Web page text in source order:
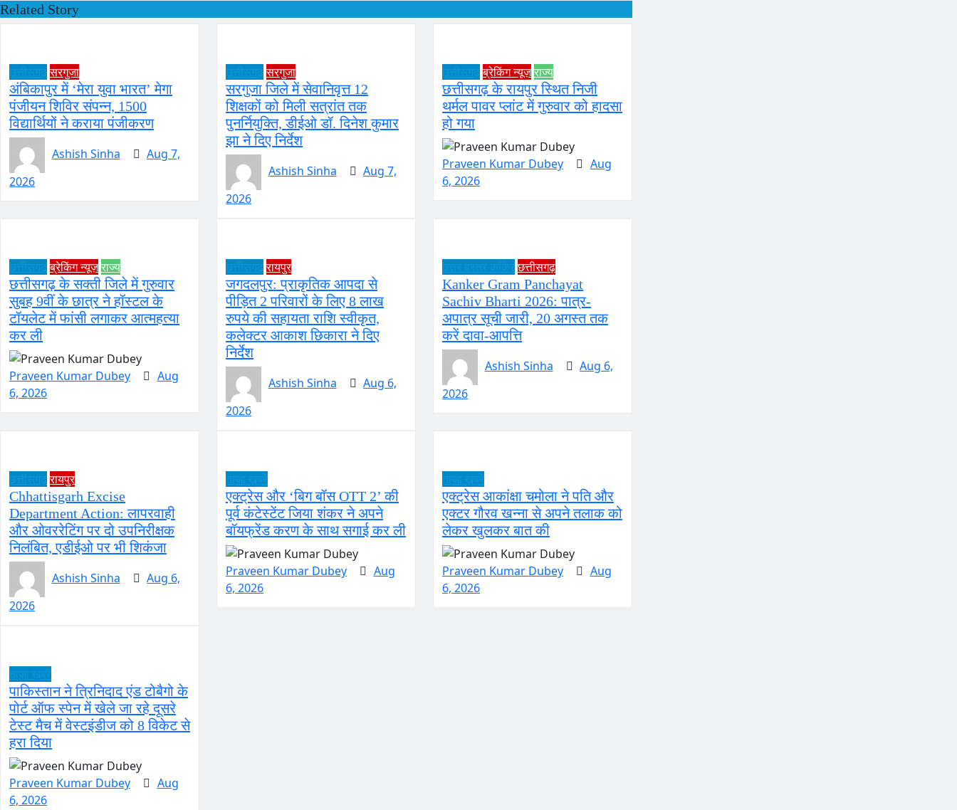
Related Story
सरगुजा
अंबिकापुर में ‘मेरा युवा भारत’ मेगा
पंजीयन शिविर संपन्न, 1500
विद्यार्थियों ने कराया पंजीकरण
Ashish Sinha
Aug 7,
2026
छत्तीसगढ़
सरगुजा
सरगुजा जिले में सेवानिवृत्त 12
शिक्षकों को मिली सत्रांत तक
पुनर्नियुक्ति, डीईओ डॉ. दिनेश कुमार
झा ने दिए निर्देश
Ashish Sinha
Aug 7,
2026
छत्तीसगढ़ ब्रेकिंग न्यूज़राज्य
छत्तीसगढ़ के रायपुर स्थित निजी
थर्मल पावर प्लांट में गुरुवार को हादसा
हो गया
Praveen Kumar Dubey
Aug
6, 2026
ब्रेकिंग न्यूज़राज्य
छत्तीसगढ़ के सक्ती जिले में गुरुवार
सुबह 9वीं के छात्र ने हॉस्टल के
टॉयलेट में फांसी लगाकर आत्महत्या
कर ली
Praveen Kumar Dubey
Aug
6, 2026
छत्तीसगढ़
रायपुर
जगदलपुर: प्राकृतिक आपदा से
पीड़ित 2 परिवारों के लिए 8 लाख
रुपये की सहायता राशि स्वीकृत,
कलेक्टर आकाश छिकारा ने दिए
निर्देश
Ashish Sinha
Aug 6,
2026
उत्तर बस्तर कांकेर
छत्तीसगढ़
Kanker Gram Panchayat
Sachiv Bharti 2026: पात्र-
अपात्र सूची जारी, 20 अगस्त तक
करें दावा-आपत्ति
Ashish Sinha
Aug 6,
2026
रायपुर
Chhattisgarh Excise
Department Action: लापरवाही
और ओवररेटिंग पर दो उपनिरीक्षक
निलंबित, एडीईओ पर भी शिकंजा
Ashish Sinha
Aug 6,
2026
ताजा ख़बरें
एक्ट्रेस और ‘बिग बॉस OTT 2’ की
पूर्व कंटेस्टेंट जिया शंकर ने अपने
बॉयफ्रेंड करण के साथ सगाई कर ली
Praveen Kumar Dubey
Aug
6, 2026
ताजा ख़बरें
एक्ट्रेस आकांक्षा चमोला ने पति और
एक्टर गौरव खन्ना से अपने तलाक को
लेकर खुलकर बात की
Praveen Kumar Dubey
Aug
6, 2026
पाकिस्तान ने त्रिनिदाद एंड टोबैगो के
पोर्ट ऑफ स्पेन में खेले जा रहे दूसरे
टेस्ट मैच में वेस्टइंडीज को 8 विकेट से
हरा दिया
Praveen Kumar Dubey
Aug
6, 2026